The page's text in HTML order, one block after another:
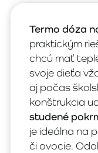
Termo dóza
praktickým
chcú mať
svoje dieťa
aj počas
konštrukcia
studené
je ideálna na
či ovocie.